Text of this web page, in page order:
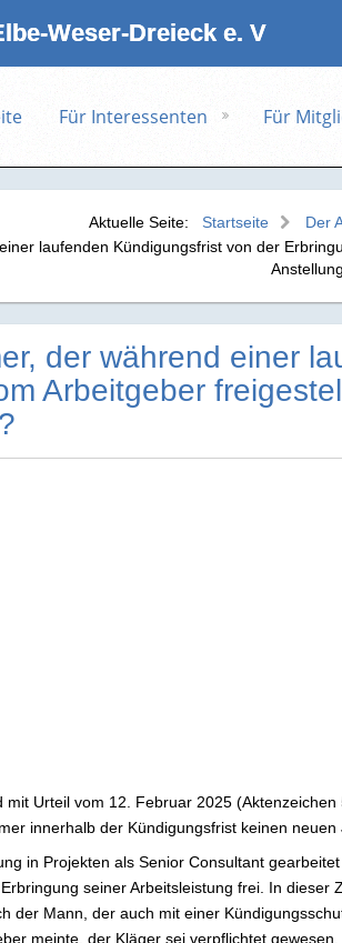
e. V
Für Interessenten Für
Aktuelle Seite: Startseite Der
laufenden Kündigungsfrist von der
der während einer
Arbeitgeber
Urteil vom 12. Februar 2025
innerhalb der Kündigungsfrist keinen neuen
in Projekten als Senior Consultant
seiner Arbeitsleistung frei. In
der Mann, der auch mit einer
meinte, der Kläger sei verpflichtet